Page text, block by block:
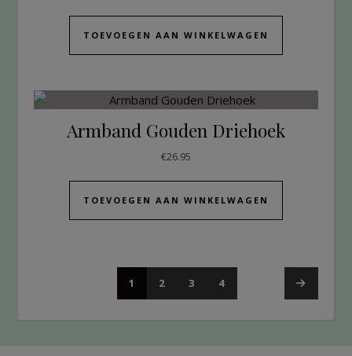
TOEVOEGEN AAN WINKELWAGEN
Armband Gouden Driehoek
€26.95
TOEVOEGEN AAN WINKELWAGEN
1 2 3 4